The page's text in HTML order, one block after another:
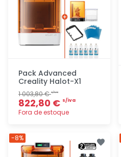
Pack Advanced
Creality Halot-X1
1 003,80 €s/iva
822,80 € s/iva
Fora de estoque
rapidamente
-8%